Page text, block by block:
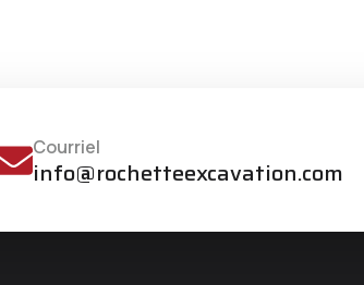
Courriel
info@rochetteexcavation.com